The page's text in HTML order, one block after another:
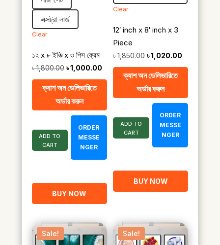
এক্সট্রা লার্জ
Clear
১২ x ৮ ইঞ্চি x ৩ পিস ফ্রেম
৳1,800.00 Original
price
was:
৳ 1,800.00.
৳1,000.00Current
price
ক্যাশ অন ডেলিভারিতে
অর্ডার করুন
ADD TO
CART
ORDER
MESSE
NGER
BUY NOW
Clear
12′ inch x 8′ inch x 3
Piece
৳1,850.00 Original
price
was:
৳ 1,850.00.
৳1,020.00
price
ক্যাশ অন ডেলিভারিতে
অর্ডার করুন
ADD TO
CART
ORDER
MESSE
NGER
BUY NOW
Sale! Sale!